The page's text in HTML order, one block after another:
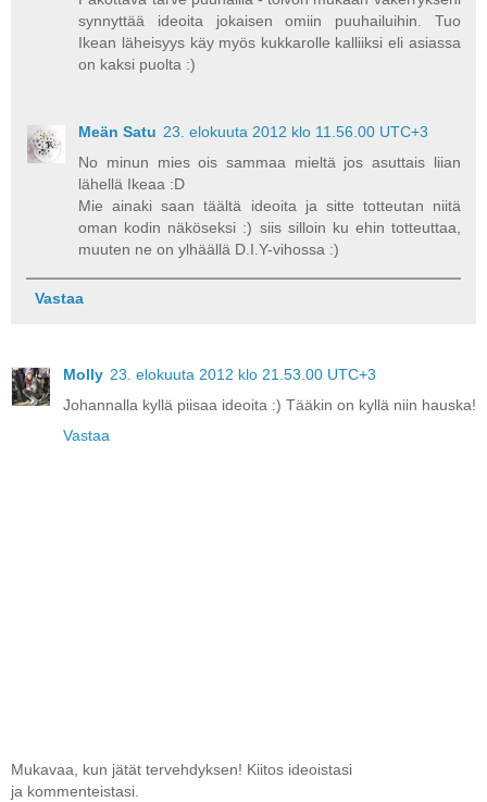
synnyttää ideoita jokaisen omiin puuhailuihin. Tuo
Ikean läheisyys käy myös kukkarolle kalliiksi eli asiassa
on kaksi puolta :)
Meän Satu 23. elokuuta 2012 klo 11.56.00 UTC+3
No minun mies ois sammaa mieltä jos asuttais liian
lähellä Ikeaa :D
Mie ainaki saan täältä ideoita ja sitte totteutan niitä
oman kodin näköseksi :) siis silloin ku ehin totteuttaa,
muuten ne on ylhäällä D.I.Y-vihossa :)
Vastaa
Molly 23. elokuuta 2012 klo 21.53.00 UTC+3
Johannalla kyllä piisaa ideoita :) Tääkin on kyllä niin hauska!
Vastaa
Mukavaa, kun jätät tervehdyksen! Kiitos ideoistasi
ja kommenteistasi.